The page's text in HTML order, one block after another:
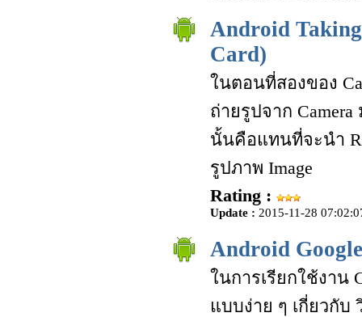
Android Taking
Card)
ในตอนที่สองของ
ถ่ายรูปจาก Camera
นั้นคือแทนที่จะนำ
รูปภาพ Image
Rating :
Update : 2015-11-28
Android
ในการเรียกใช้งาน
แบบง่าย ๆ เกี่ยวกับ